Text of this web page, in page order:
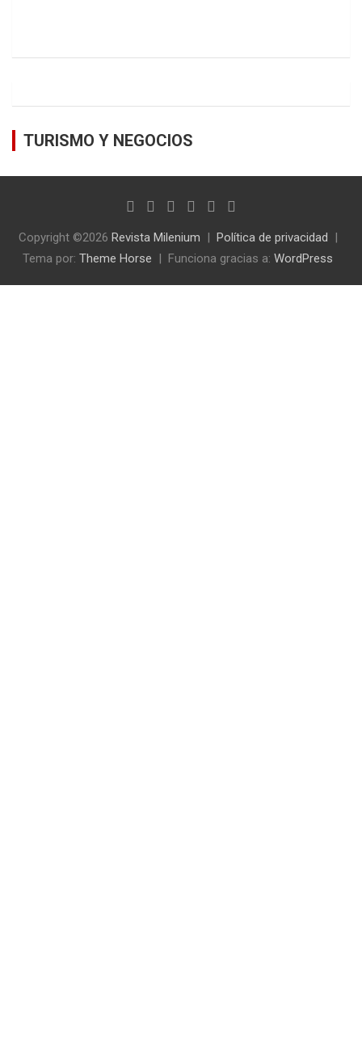
TURISMO Y NEGOCIOS
Copyright ©2026 Revista Milenium
Política de privacidad
Tema por: Theme Horse Funciona gracias a: WordPress